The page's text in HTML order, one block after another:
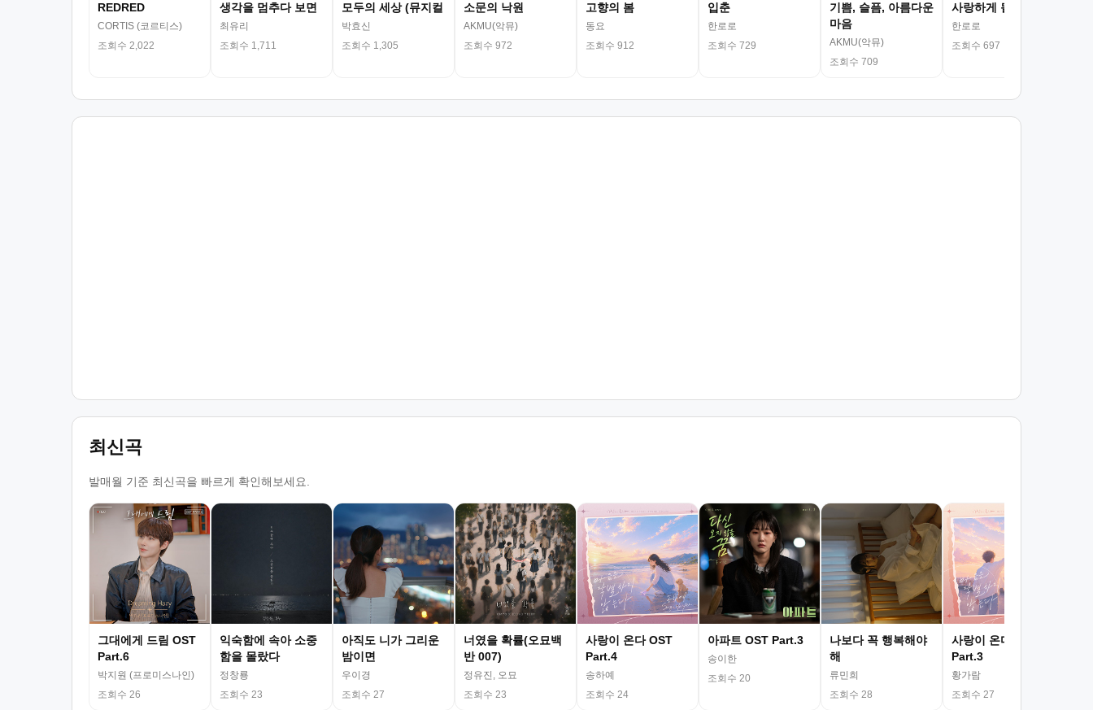
REDRED
CORTIS (코르티스)
조회수 2,022
생각을 멈추다 보면
최유리
조회수 1,711
모두의 세상 (뮤지컬
박효신
조회수 1,305
소문의 낙원
AKMU(악뮤)
조회수 972
고향의 봄
동요
조회수 912
입춘
한로로
조회수 729
기쁨, 슬픔, 아름다운
마음
AKMU(악뮤)
조회수 709
사랑하게 될 거야
한로로
조회수 697
최신곡
발매월 기준 최신곡을 빠르게 확인해보세요.
그대에게 드림 OST
Part.6
박지원 (프로미스나인)
조회수 26
익숙함에 속아 소중
함을 몰랐다
정창룡
조회수 23
아직도 니가 그리운
밤이면
우이경
조회수 27
너였을 확률(오묘백
반 007)
정유진, 오묘
조회수 23
사랑이 온다 OST
Part.4
송하예
조회수 24
아파트 OST Part.3
송이한
조회수 20
나보다 꼭 행복해야
해
류민희
조회수 28
사랑이 온다 OST
Part.3
황가람
조회수 27